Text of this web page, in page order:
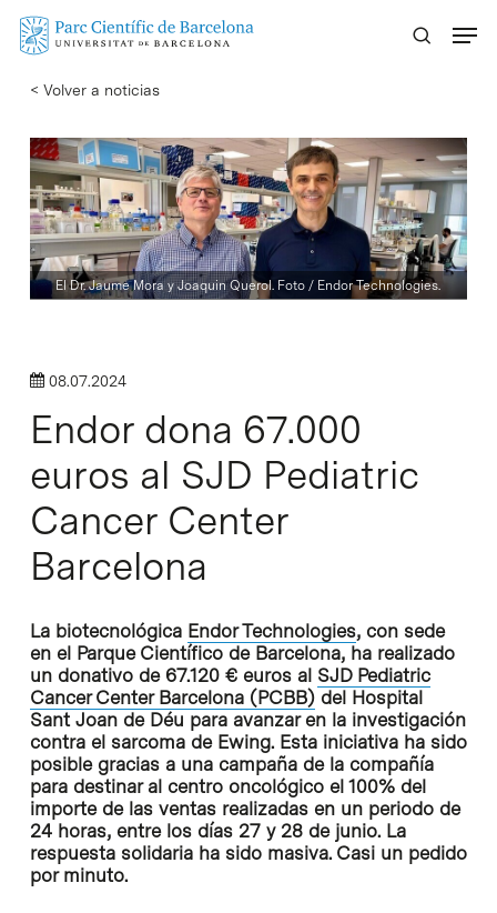
Skip
content
< Volver a noticias
El Dr. Jaume Mora y Joaquin Querol. Foto / Endor Technologies.
08.07.2024
Endor dona 67.000
euros al SJD Pediatric
Cancer Center
Barcelona
La biotecnológica Endor Technologies, con sede
en el Parque Científico de Barcelona, ha realizado
un donativo de 67.120 € euros al SJD Pediatric
Cancer Center Barcelona (PCBB)del Hospital
Sant Joan de Déu para avanzar en la investigación
contra el sarcoma de Ewing. Esta iniciativa ha sido
posible gracias a una campaña de la compañía
para destinar al centro oncológico el 100% del
importe de las ventas realizadas en un periodo de
24 horas, entre los días 27 y 28 de junio. La
respuesta solidaria ha sido masiva. Casi un pedido
por minuto.